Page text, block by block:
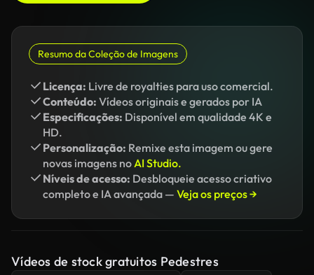
Resumo da Coleção de Imagens
Licença: Livre de royalties para uso comercial.
Conteúdo: Vídeos originais e gerados por IA
Especificações: Disponível em qualidade 4K e
HD.
Personalização: Remixe esta imagem ou gere
novas imagens noAI Studio.
Níveis de acesso: Desbloqueie acesso criativo
completo e IA avançada — Veja os preços →
Vídeos de stock gratuitos Pedestres